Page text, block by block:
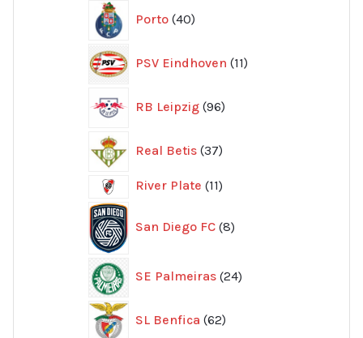
Porto 40
produkter
PSV Eindhoven 11
produkter
RB Leipzig 96
produkter
Real Betis 37
produkter
River Plate 1111
San Diego FC 8produkter
SE Palmeiras 24
produkter
SL Benfica 62
produkter